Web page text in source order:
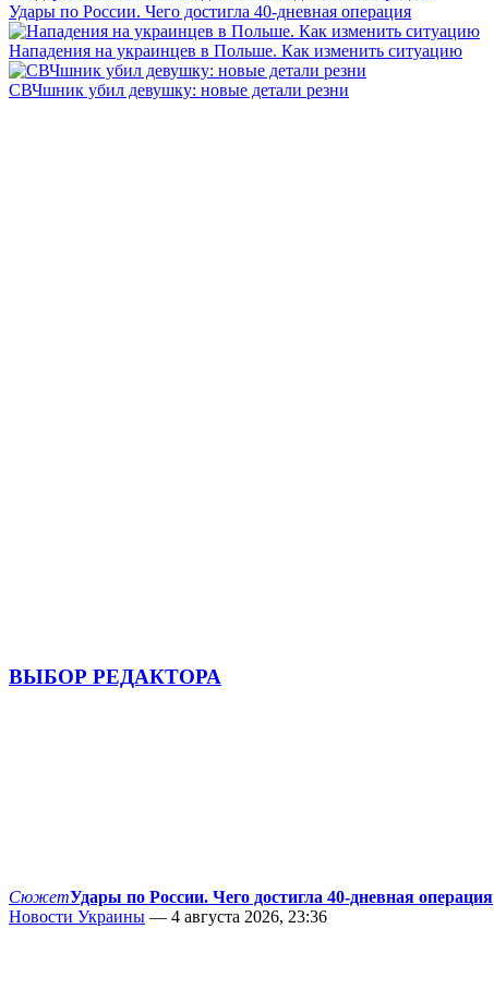
Удары по России. Чего достигла 40-дневная операция
Нападения на украинцев в Польше. Как изменить ситуацию
СВЧшник убил девушку: новые детали резни
ВЫБОР РЕДАКТОРА
СюжетУдары по России. Чего достигла 40-дневная операция
Новости Украины — 4 августа 2026, 23:36